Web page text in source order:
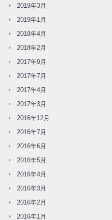
2019年3月
2019年1月
2018年4月
2018年2月
2017年9月
2017年7月
2017年4月
2017年3月
2016年12月
2016年7月
2016年6月
2016年5月
2016年4月
2016年3月
2016年2月
2016年1月